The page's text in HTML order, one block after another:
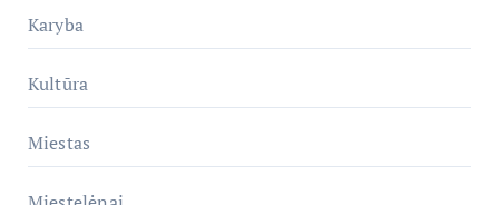
Karyba
Kultūra
Miestas